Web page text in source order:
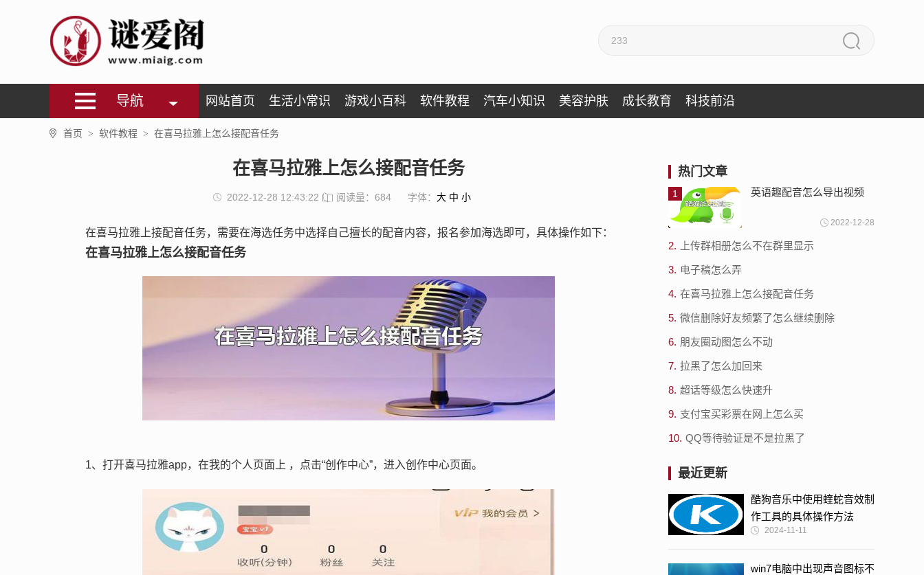
导航 网站首页 生活小常识 游戏小百科 软件教程 汽车小知识 美容护肤 成长教育 科技前沿
首页 > 软件教程 > 在喜马拉雅上怎么接配音任务
在喜马拉雅上怎么接配音任务
2022-12-28 12:43:22 阅读量：684 字体： 大 中 小
在喜马拉雅上接配音任务，需要在海选任务中选择自己擅长的配音内容，报名参加海选即可，具体操作如下：
在喜马拉雅上怎么接配音任务
1、打开喜马拉雅app，在我的个人页面上 ，点击“创作中心”，进入创作中心页面。
热门文章
1 英语趣配音怎么导出视频
2022-12-28
2. 上传群相册怎么不在群里显示
3. 电子稿怎么弄
4. 在喜马拉雅上怎么接配音任务
5. 微信删除好友频繁了怎么继续删除
6. 朋友圈动图怎么不动
7. 拉黑了怎么加回来
8. 超话等级怎么快速升
9. 支付宝买彩票在网上怎么买
10. QQ等待验证是不是拉黑了
最近更新
酷狗音乐中使用蝰蛇音效制
作工具的具体操作方法
2024-11-11
win7电脑中出现声音图标不